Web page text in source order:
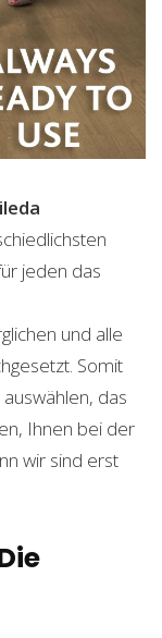
jeden das
und alle
Somit
das
Ihnen bei der
wir sind erst